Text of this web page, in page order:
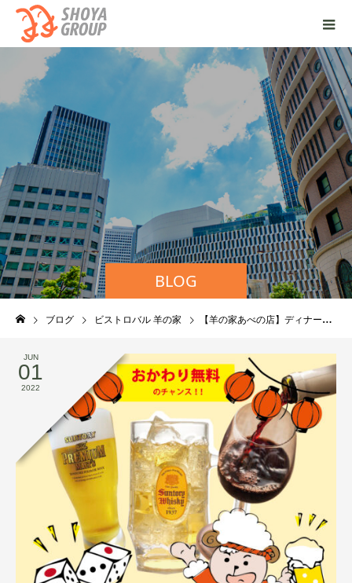
BLOG
ブログ ビストロバル 羊の家 【羊の家あべの店】ディナードリンクでチンチロリン
JUN
01
2022